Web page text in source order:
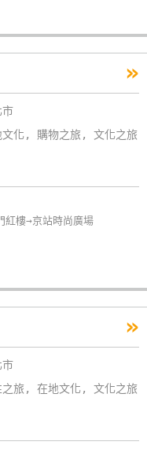
»
市
文化, 購物之旅, 文化之旅
紅樓→京站時尚廣場
»
市
之旅, 在地文化, 文化之旅